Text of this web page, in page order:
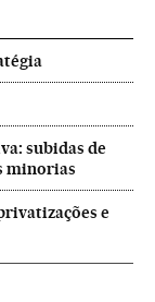
subidas de
minorias
e